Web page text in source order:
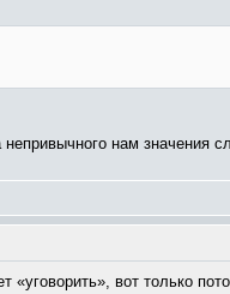
нам
вот только